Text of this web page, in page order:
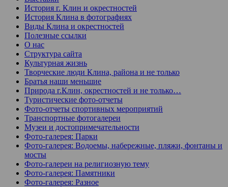
История г. Клин и окрестностей
История Клина в фотографиях
Виды Клина и окрестностей
Полезные ссылки
О нас
Структура сайта
Культурная жизнь
Творческие люди Клина, района и не только
Братья наши меньшие
Природа г.Клин, окрестностей и не только…
Туристические фото-отчеты
Фото-отчеты спортивных мероприятий
Транспортные фотогалереи
Музеи и достопримечательности
Фото-галерея: Парки
Фото-галерея: Водоемы, набережные, пляжи, фонтаны и
мосты
Фото-галереи на религиозную тему
Фото-галерея: Памятники
Фото-галерея: Разное